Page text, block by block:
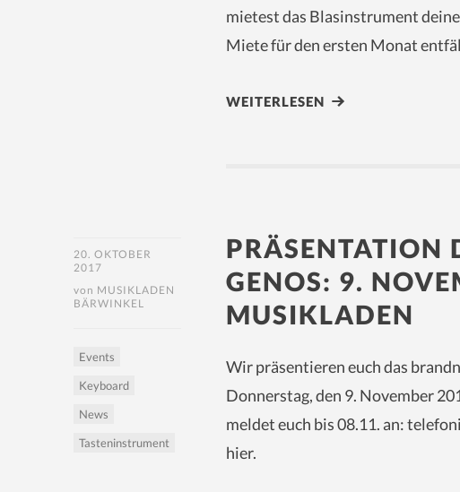
mietest das Blasinstrument
Miete für den ersten Monat
WEITERLESEN
20. OKTOBER
2017
von MUSIKLADEN
BÄRWINKEL
Events
Keyboard
News
Tasteninstrument
PRÄSENTATION
GENOS: 9.
MUSIKLADEN
Wir präsentieren euch das
Donnerstag, den 9. November
meldet euch bis 08.11. an:
hier.